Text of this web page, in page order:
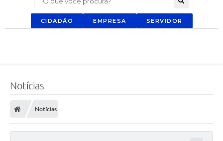
CIDADÃO EMPRESA SERVIDOR
Notícias
Notícias